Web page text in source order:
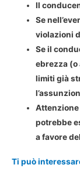
Il
Se
violazioni
Se il
ebrezza (o
limiti già
Attenzione
potrebbe
a favore
Ti può